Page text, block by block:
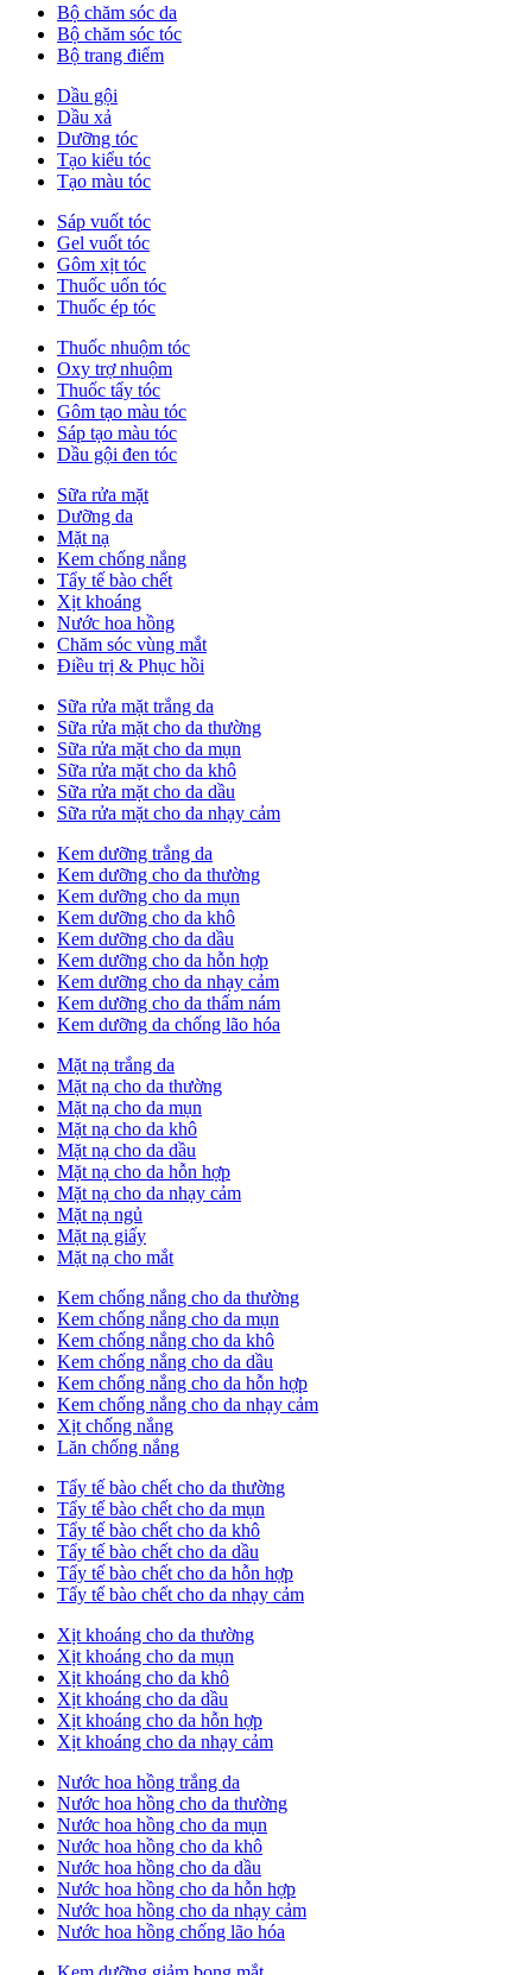
Bộ chăm sóc da
Bộ chăm sóc tóc
Bộ trang điểm
Dầu gội
Dầu xả
Dưỡng tóc
Tạo kiểu tóc
Tạo màu tóc
Sáp vuốt tóc
Gel vuốt tóc
Gôm xịt tóc
Thuốc uốn tóc
Thuốc ép tóc
Thuốc nhuộm tóc
Oxy trợ nhuộm
Thuốc tẩy tóc
Gôm tạo màu tóc
Sáp tạo màu tóc
Dầu gội đen tóc
Sữa rửa mặt
Dưỡng da
Mặt nạ
Kem chống nắng
Tẩy tế bào chết
Xịt khoáng
Nước hoa hồng
Chăm sóc vùng mắt
Điều trị & Phục hồi
Sữa rửa mặt trắng da
Sữa rửa mặt cho da thường
Sữa rửa mặt cho da mụn
Sữa rửa mặt cho da khô
Sữa rửa mặt cho da dầu
Sữa rửa mặt cho da nhạy cảm
Kem dưỡng trắng da
Kem dưỡng cho da thường
Kem dưỡng cho da mụn
Kem dưỡng cho da khô
Kem dưỡng cho da dầu
Kem dưỡng cho da hỗn hợp
Kem dưỡng cho da nhạy cảm
Kem dưỡng cho da thấm nám
Kem dưỡng da chống lão hóa
Mặt nạ trắng da
Mặt nạ cho da thường
Mặt nạ cho da mụn
Mặt nạ cho da khô
Mặt nạ cho da dầu
Mặt nạ cho da hỗn hợp
Mặt nạ cho da nhạy cảm
Mặt nạ ngủ
Mặt nạ giấy
Mặt nạ cho mắt
Kem chống nắng cho da thường
Kem chống nắng cho da mụn
Kem chống nắng cho da khô
Kem chống nắng cho da dầu
Kem chống nắng cho da hỗn hợp
Kem chống nắng cho da nhạy cảm
Xịt chống nắng
Lăn chống nắng
Tẩy tế bào chết cho da thường
Tẩy tế bào chết cho da mụn
Tẩy tế bào chết cho da khô
Tẩy tế bào chết cho da dầu
Tẩy tế bào chết cho da hỗn hợp
Tẩy tế bào chết cho da nhạy cảm
Xịt khoáng cho da thường
Xịt khoáng cho da mụn
Xịt khoáng cho da khô
Xịt khoáng cho da dầu
Xịt khoáng cho da hỗn hợp
Xịt khoáng cho da nhạy cảm
Nước hoa hồng trắng da
Nước hoa hồng cho da thường
Nước hoa hồng cho da mụn
Nước hoa hồng cho da khô
Nước hoa hồng cho da dầu
Nước hoa hồng cho da hỗn hợp
Nước hoa hồng cho da nhạy cảm
Nước hoa hồng chống lão hóa